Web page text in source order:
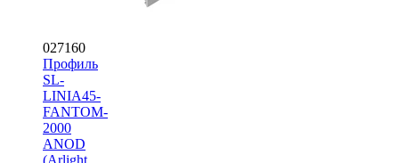
027160
Профиль
SL-
LINIA45-
FANTOM-
2000
ANOD
(Arlight,